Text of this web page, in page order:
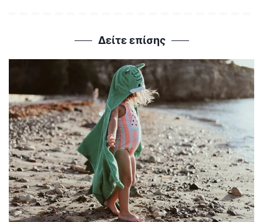
Δείτε επίσης